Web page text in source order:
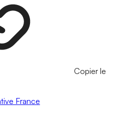
Copier le
France